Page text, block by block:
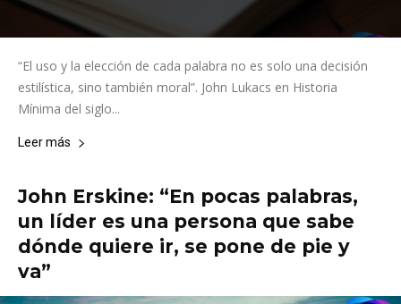
“El uso y la elección de cada palabra no es solo una decisión
estilística, sino también moral”. John Lukacs en Historia
Mínima del siglo...
Leer más
John Erskine: “En pocas palabras,
un líder es una persona que sabe
dónde quiere ir, se pone de pie y
va”